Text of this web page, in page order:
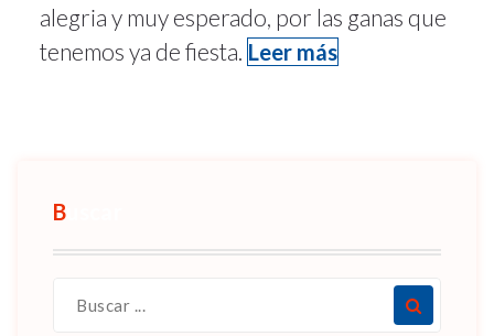
alegria y muy esperado, por las ganas que
tenemos ya de fiesta. Leer más